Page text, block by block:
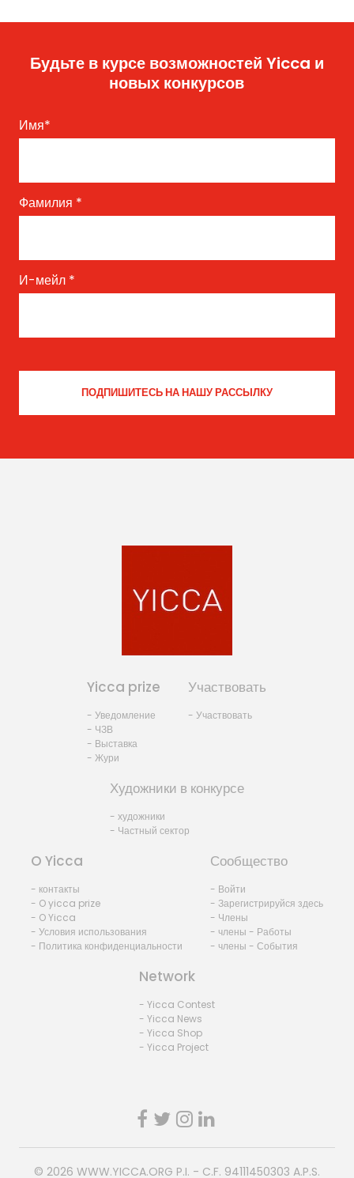
Будьте в курсе возможностей Yicca и
новых конкурсов
Имя*
Фамилия *
И-мейл *
Yicca prize
- Уведомление
- ЧЗВ
- Выставка
- Жури
Участвовать
- Участвовать
Художники в конкурсе
- художники
- Частный сектор
O Yicca
- контакты
- O yicca prize
- O Yicca
- Условия использования
- Политика конфиденциальности
Сообщество
- Войти
- Зарегистрируйся здесь
- Члены
- члены - Работы
- члены - События
Network
- Yicca Contest
- Yicca News
- Yicca Shop
- Yicca Project
© 2026 WWW.YICCA.ORG P.I. - C.F. 94111450303 A.P.S.